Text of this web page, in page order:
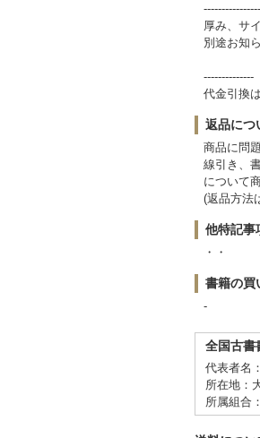
厚み、サ
別途お知
--------------
代金引換
返品につ
商品に問
線引き、
について
(返品方法
他特記事
・・
書籍の買
-
全国古書
代表者名
所在地：
所属組合